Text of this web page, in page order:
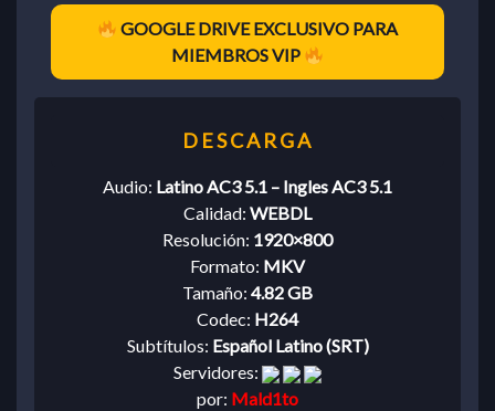
GOOGLE DRIVE EXCLUSIVO PARA
MIEMBROS VIP
Audio: Latino AC3 5.1 – Ingles AC3 5.1
Calidad: WEBDL
Resolución: 1920×800
Formato: MKV
Tamaño: 4.82 GB
Codec: H264
Subtítulos: Español Latino (SRT)
Servidores:
por: Mald1to